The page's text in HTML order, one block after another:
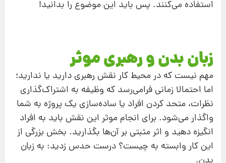
استفاده می‌کنند. پس باید این موضوع را بدانید!
زبان بدن و رهبری موثر
مهم نیست که در محیط کار نقش رهبری دارید یا ندارید؛‌
اما احتمالا زمانی فرامی‌رسد که وظیفه به اشتراک‌گذاری
نظرات، متحد کردن افراد یا ساده‌سازی یک پروژه به شما
واگذار می‌شود. برای انجام موثر این نقش باید به افراد
انگیزه دهید و اثر مثبتی بر آن‌ها بگذارید. بخش بزرگی از
این کار وابسته به چیست؟ درست حدس زدید: به زبان